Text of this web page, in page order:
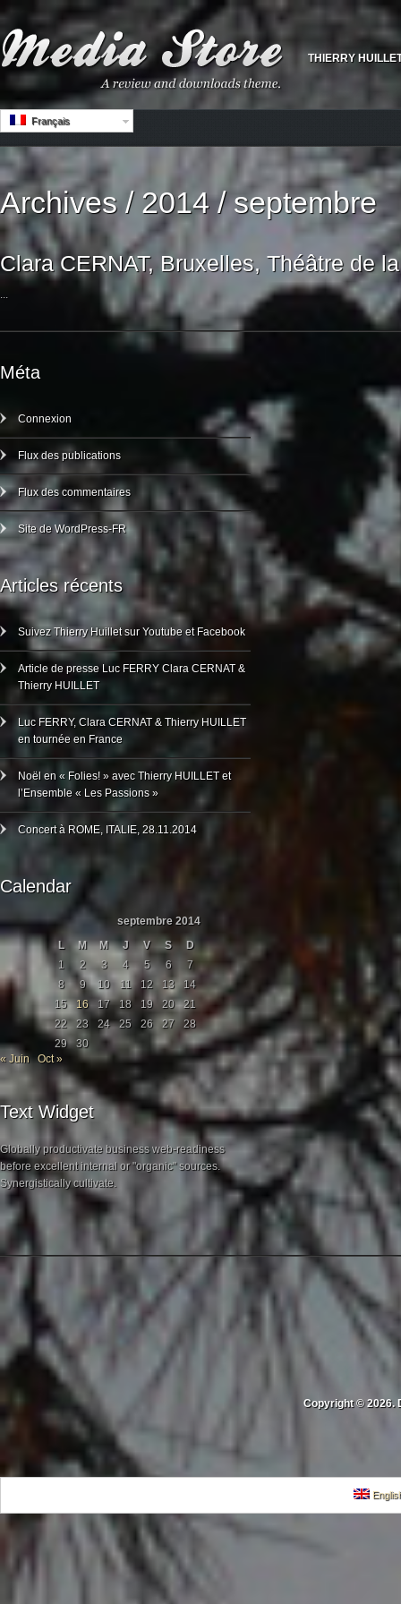
THIERRY
Français
Archives / 2014 / septembre
Clara CERNAT, Bruxelles, Théâtre de
...
Méta
Connexion
Flux des publications
Flux des commentaires
Site de WordPress-FR
Articles récents
Suivez Thierry Huillet sur Youtube et Facebook
Article de presse Luc FERRY Clara CERNAT &
Thierry HUILLET
Luc FERRY, Clara CERNAT & Thierry HUILLET
en tournée en France
Noël en « Folies! » avec Thierry HUILLET et
l’Ensemble « Les Passions »
Concert à ROME, ITALIE, 28.11.2014
Calendar
septembre 2014
L
M M J V S
D
1
2 3 4 5 6
7
8
9 10 11 12 13
14
15
16 17 18 19 20
21
22
23 24 25 26 27
28
29
30
« Juin
Oct »
Text Widget
Globally productivate business web-readiness
before excellent internal or "organic" sources.
Synergistically cultivate.
Copyright © 2026.